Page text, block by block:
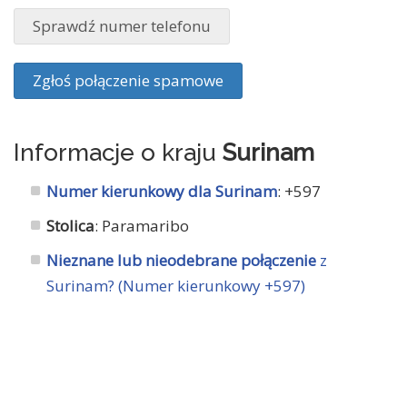
Sprawdź numer telefonu
Zgłoś połączenie spamowe
Informacje o kraju Surinam
Numer kierunkowy dla Surinam: +597
Stolica: Paramaribo
Nieznane lub nieodebrane połączenie z
Surinam? (Numer kierunkowy +597)